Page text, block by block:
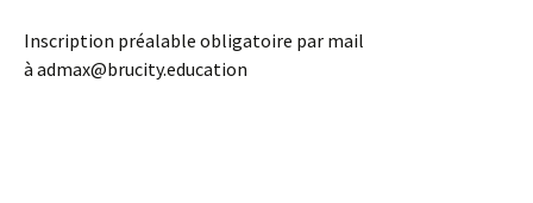
Inscription préalable obligatoire par mail
à admax@brucity.education